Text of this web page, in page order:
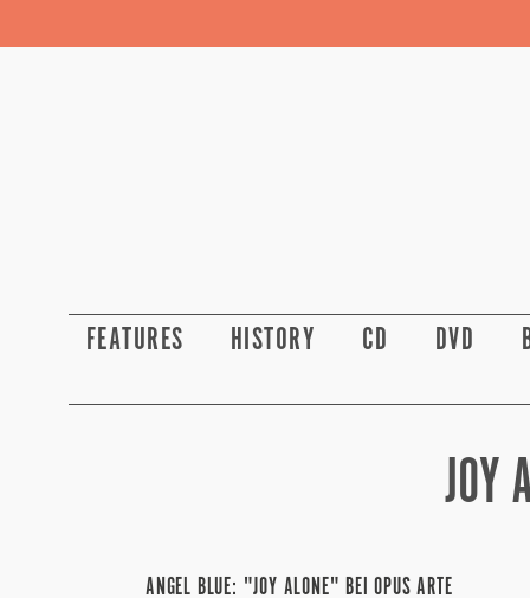
FEATURES HISTORY CD DVD
JOY
ANGEL BLUE: "JOY ALONE" BEI OPUS ARTE